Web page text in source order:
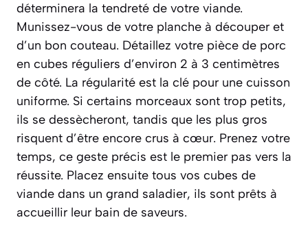
déterminera la tendreté de votre viande.
Munissez-vous de votre planche à découper et
d’un bon couteau. Détaillez votre pièce de porc
en cubes réguliers d’environ 2 à 3 centimètres
de côté. La régularité est la clé pour une cuisson
uniforme. Si certains morceaux sont trop petits,
ils se dessècheront, tandis que les plus gros
risquent d’être encore crus à cœur. Prenez votre
temps, ce geste précis est le premier pas vers la
réussite. Placez ensuite tous vos cubes de
viande dans un grand saladier, ils sont prêts à
accueillir leur bain de saveurs.